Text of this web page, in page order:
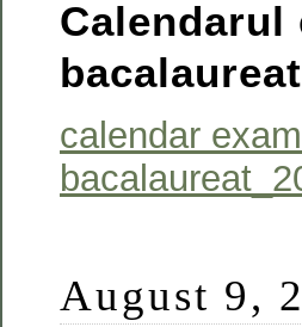
Calendarul
calendar
August 9,